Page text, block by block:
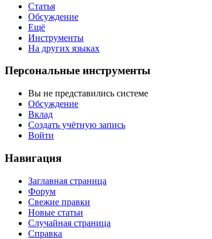
Статья
Обсуждение
Ещё
Инструменты
На других языках
Персональные инструменты
Вы не представились системе
Обсуждение
Вклад
Создать учётную запись
Войти
Навигация
Заглавная страница
Форум
Свежие правки
Новые статьи
Случайная страница
Справка